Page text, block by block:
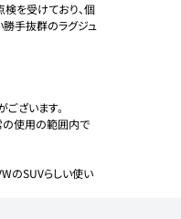
を受けており、個
手抜群のラグジュ
ざいます。
の使用の範囲内で
のSUVらしい使い